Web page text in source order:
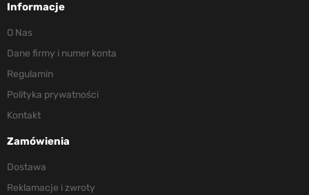
Informacje
O Nas
Dane firmy i numer konta
Regulamin
Polityka prywatności
Kontakt
Zamówienia
Dostawa
Reklamacje i zwroty